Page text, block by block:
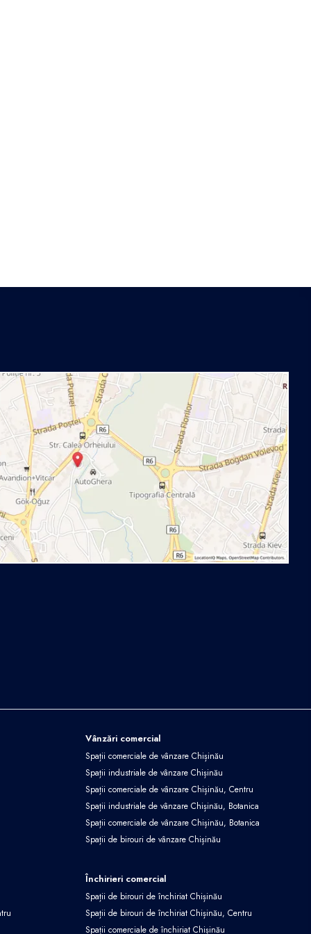
Vânzări comercial
Spații comerciale de vânzare Chișinău
Spații industriale de vânzare Chișinău
Spații comerciale de vânzare Chișinău, Centru
Spații industriale de vânzare Chișinău, Botanica
Spații comerciale de vânzare Chișinău, Botanica
Spații de birouri de vânzare Chișinău
Închirieri comercial
Spații de birouri de închiriat Chișinău
Spații de birouri de închiriat Chișinău, Centru
Spații comerciale de închiriat Chișinău